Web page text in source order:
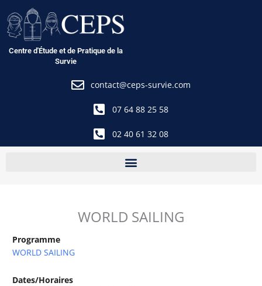
au
contenu
Centre d'Étude et de Pratique de la
Survie
contact@ceps-survie.com
07 64 88 25 58
02 40 61 32 08
WORLD SAILING
Programme
WORLD SAILING
Dates/Horaires